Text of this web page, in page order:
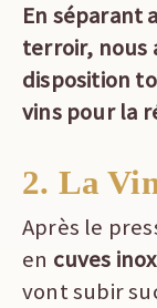
En séparant
terroir, nous
disposition
vins pour la
2. La
Après le
en cuves
vont subir